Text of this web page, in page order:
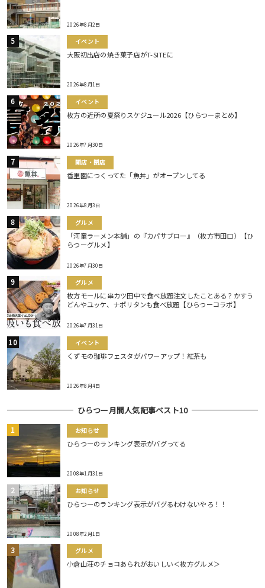
2026年8月2日
イベント
大阪初出店の焼き菓子店がT-SITEに
2026年8月1日
イベント
枚方の近所の夏祭りスケジュール2026【ひらつーまとめ】
2026年7月30日
開店・閉店
香里園につくってた「魚丼」がオープンしてる
2026年8月3日
グルメ
「河童ラーメン本舗」の『カパサブロー』（枚方市田口）【ひ
らつーグルメ】
2026年7月30日
グルメ
枚方モールに串カツ田中で食べ放題注文したことある？かすう
どんやユッケ、ナポリタンも食べ放題【ひらつーコラボ】
2026年7月31日
イベント
くずモの珈琲フェスタがパワーアップ！紅茶も
2026年8月4日
ひらつー月間人気記事ベスト10
お知らせ
ひらつーのランキング表示がバグってる
2008年1月31日
お知らせ
ひらつーのランキング表示がバグるわけないやろ！！
2008年2月1日
グルメ
小倉山荘のチョコあられがおいしい＜枚方グルメ＞